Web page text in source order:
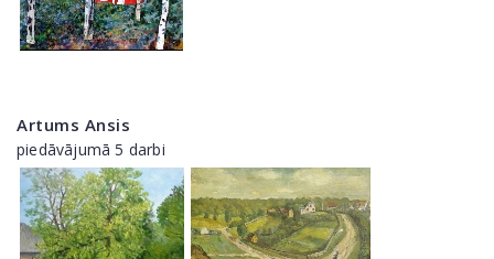
Artums Ansis
piedāvājumā 5 darbi